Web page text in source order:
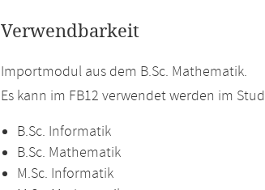
Verwendbarkeit
Importmodul aus dem B.Sc. Mathematik.
Es kann im FB12 verwendet werden im
B.Sc. Informatik
B.Sc. Mathematik
M.Sc. Informatik